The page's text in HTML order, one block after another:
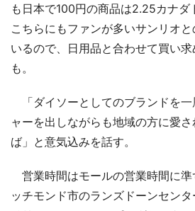
も日本で100円の商品は2.25カナダ
こちらにもファンが多いサンリオ
いるので、日用品と合わせて買い
も。
「ダイソーとしてのブランドを
ャーを出しながらも地域の方に愛
ば」と意気込みを話す。
営業時間はモールの営業時間に準
ッチモンド市のランズドーンセン